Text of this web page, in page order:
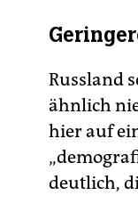
Russland
ähnlich
hier auf
deutlich,